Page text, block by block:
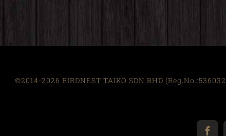
©2014-2026 BIRDNEST TAIKO SDN BHD